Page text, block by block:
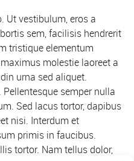
Ut vestibulum, eros a
sem, facilisis hendrerit
tristique elementum
molestie laoreet a
urna sed aliquet.
semper nulla
Sed lacus tortor, dapibus
nisi. Interdum et
primis in faucibus.
tortor. Nam tellus dolor,